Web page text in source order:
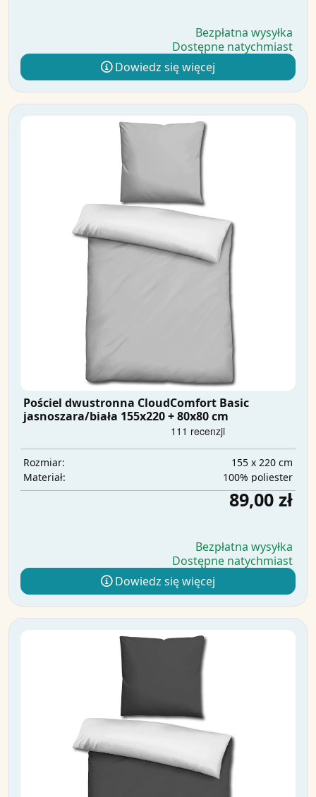
Bezpłatna wysyłka
Dostępne natychmiast
Dowiedz się więcej
Pościel dwustronna CloudComfort Basic
jasnoszara/biała 155x220 + 80x80 cm
Rozmiar:
155 x 220 cm
Materiał:
100% poliester
89,00 zł
Bezpłatna wysyłka
Dostępne natychmiast
Dowiedz się więcej